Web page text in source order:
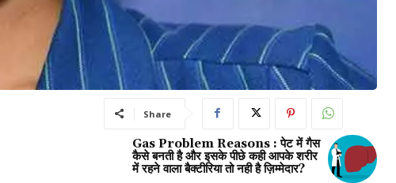
Share
Gas Problem Reasons : पेट में गैस
कैसे बनती है और इसके पीछे कही आपके शरीर
में रहने वाला बैक्टीरिया तो नही है ज़िम्मेदार?